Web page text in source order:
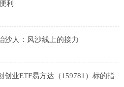
利
沙人：风沙线上的接力
业ETF易方达（159781）标的指